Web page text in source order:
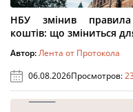
НБУ змінив
коштів: що зміниться
Автор:Лента от Протокола
06.08.2026Просмотров: